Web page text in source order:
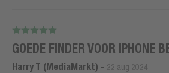
GOEDE FINDER VOOR IPHONE
Harry T (MediaMarkt) - 22 aug 2024